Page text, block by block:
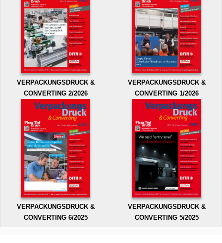
VERPACKUNGSDRUCK &
CONVERTING 2/2026
VERPACKUNGSDRUCK &
CONVERTING 1/2026
VERPACKUNGSDRUCK &
CONVERTING 6/2025
VERPACKUNGSDRUCK &
CONVERTING 5/2025